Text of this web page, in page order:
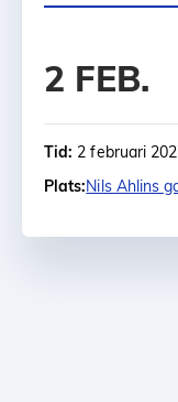
2 FEB.
Tid: 2 februari
Plats:Nils Ahlins